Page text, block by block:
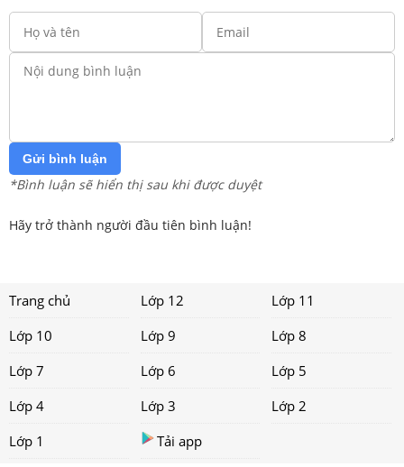
Gửi bình luận
*Bình luận sẽ hiển thị sau khi được duyệt
Hãy trở thành người đầu tiên bình luận!
Trang chủ Lớp 12
Lớp 11
Lớp 10
Lớp 9
Lớp 8
Lớp 7
Lớp 6
Lớp 5
Lớp 4
Lớp 3
Lớp 2
Lớp 1
Tải app